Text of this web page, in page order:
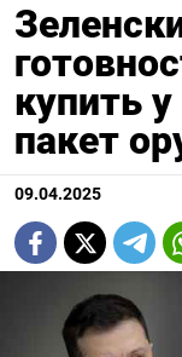
купить
пакет
09.04.2025